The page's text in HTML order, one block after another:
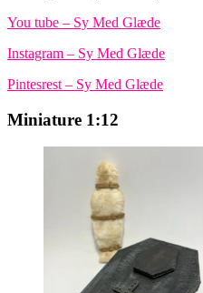
You tube – Sy Med Glæde
Instagram – Sy Med Glæde
Pintesrest – Sy Med Glæde
Miniature 1:12